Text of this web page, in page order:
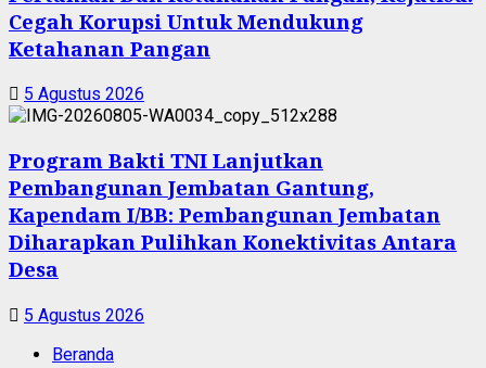
Cegah Korupsi Untuk Mendukung
Ketahanan Pangan
5 Agustus 2026
Program Bakti TNI Lanjutkan
Pembangunan Jembatan Gantung,
Kapendam I/BB: Pembangunan Jembatan
Diharapkan Pulihkan Konektivitas Antara
Desa
5 Agustus 2026
Beranda